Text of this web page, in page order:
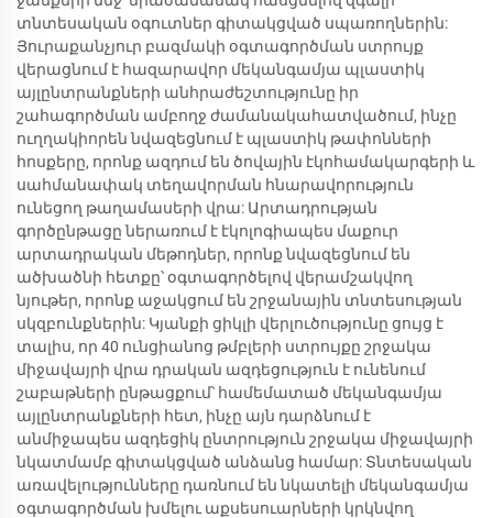
տնտեսական օգուտներ գիտակցված սպառողներին:
Յուրաքանչյուր բազմակի օգտագործման ստրույք
վերացնում է հազարավոր մեկանգամյա պլաստիկ
այլընտրանքների անհրաժեշտությունը իր
շահագործման ամբողջ ժամանակահատվածում, ինչը
ուղղակիորեն նվազեցնում է պլաստիկ թափոնների
հոսքերը, որոնք ազդում են ծովային էկոհամակարգերի և
սահմանափակ տեղավորման հնարավորություն
ունեցող թաղամասերի վրա: Արտադրության
գործընթացը ներառում է էկոլոգիապես մաքուր
արտադրական մեթոդներ, որոնք նվազեցնում են
ածխածնի հետքը՝ օգտագործելով վերամշակվող
նյութեր, որոնք աջակցում են շրջանային տնտեսության
սկզբունքներին: Կյանքի ցիկլի վերլուծությունը ցույց է
տալիս, որ 40 ունցիանոց թմբլերի ստրույքը շրջակա
միջավայրի վրա դրական ազդեցություն է ունենում
շաբաթների ընթացքում՝ համեմատած մեկանգամյա
այլընտրանքների հետ, ինչը այն դարձնում է
անմիջապես ազդեցիկ ընտրություն շրջակա միջավայրի
նկատմամբ գիտակցված անձանց համար: Տնտեսական
առավելությունները դառնում են նկատելի մեկանգամյա
օգտագործման խմելու աքսեսուարների կրկնվող